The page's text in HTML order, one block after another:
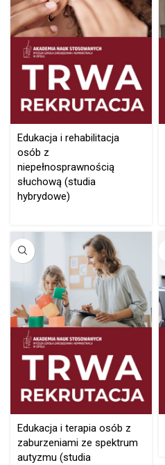
Edukacja i rehabilitacja
osób z
niepełnosprawnością
słuchową (studia
hybrydowe)
Edukacja i terapia osób z
zaburzeniami ze spektrum
autyzmu (studia